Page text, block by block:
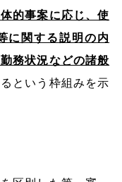
的事案に応じ、使
に関する説明の内
務状況などの諸般
という枠組みを示